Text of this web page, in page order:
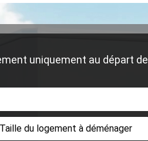
uniquement au départ de